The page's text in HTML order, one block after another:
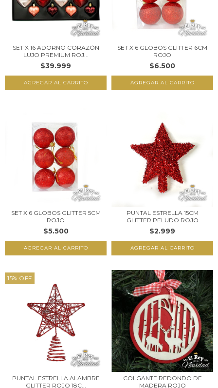
SET X 16 ADORNO CORAZÓN
LUJO PREMIUM ROJ...
$39.999
SET X 6 GLOBOS GLITTER 6CM
ROJO
$6.500
SET X 6 GLOBOS GLITTER 5CM
ROJO
$5.500
PUNTAL ESTRELLA 15CM
GLITTER PELUDO ROJO
$2.999
15% OFF
PUNTAL ESTRELLA ALAMBRE
GLITTER ROJO 18C...
COLGANTE REDONDO DE
MADERA ROJO